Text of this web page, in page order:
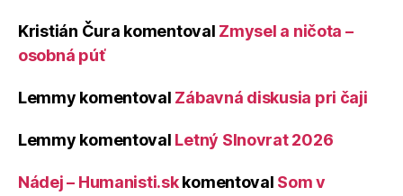
Kristián Čura komentoval Zmysel a ničota –
osobná púť
Lemmy komentoval Zábavná diskusia pri čaji
Lemmy komentoval Letný Slnovrat 2026
Nádej – Humanisti.skkomentoval Som v